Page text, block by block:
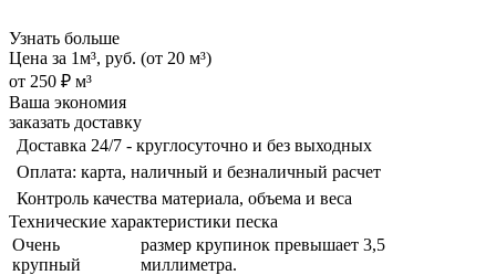
Узнать больше
Цена за 1м³, руб. (от 20 м³)
от 250 ₽ м³
Ваша экономия
заказать доставку
Доставка 24/7 - круглосуточно и без выходных
Оплата: карта, наличный и безналичный расчет
Контроль качества материала, объема и веса
Технические характеристики песка
Очень
крупный
размер крупинок превышает 3,5
миллиметра.